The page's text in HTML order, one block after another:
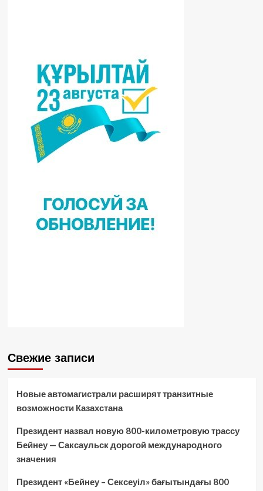
Свежие записи
Новые автомагистрали расширят транзитные
возможности Казахстана
Президент назвал новую 800-километровую трассу
Бейнеу — Саксаульск дорогой международного
значения
Президент «Бейнеу – Сексеуіл» бағытындағы 800